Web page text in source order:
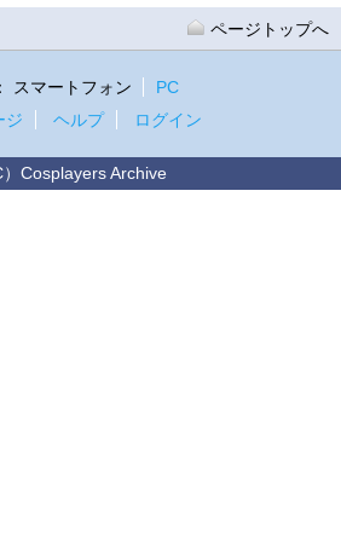
ページトップへ
スマートフォン
PC
ジ
ヘルプ ログイン
）Cosplayers Archive